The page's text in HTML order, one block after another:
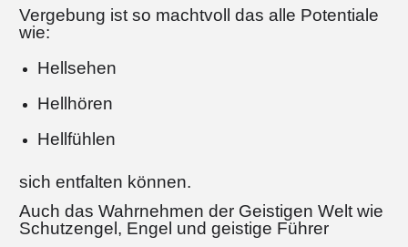
Vergebung ist so machtvoll das alle Potentiale
wie:
Hellsehen
Hellhören
Hellfühlen
sich entfalten können.
Auch das Wahrnehmen der Geistigen Welt wie
Schutzengel, Engel und geistige Führer